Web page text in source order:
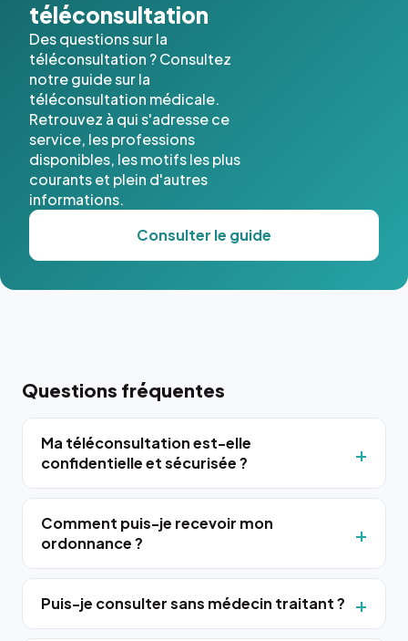
téléconsultation
Des questions sur la
téléconsultation ? Consultez
notre guide sur la
téléconsultation médicale.
Retrouvez à qui s'adresse ce
service, les professions
disponibles, les motifs les plus
courants et plein d'autres
informations.
Consulter le guide
Questions fréquentes
Ma téléconsultation est-elle
confidentielle et sécurisée ?
Comment puis-je recevoir mon
ordonnance ?
Puis-je consulter sans médecin traitant ?